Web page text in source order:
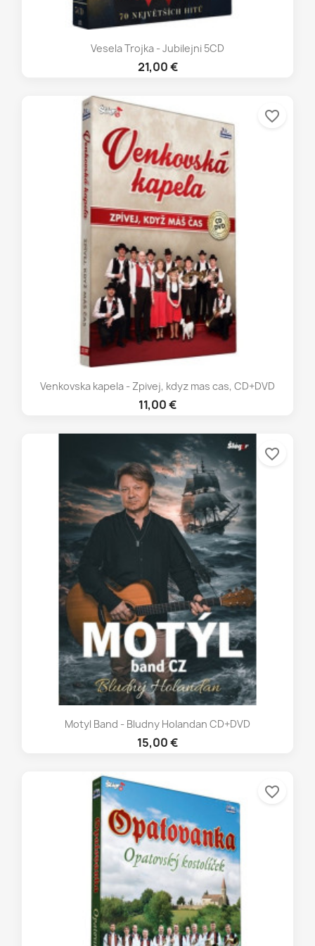
Vesela Trojka - Jubilejni 5CD
21,00 €
Venkovska kapela - Zpivej, kdyz mas cas, CD+DVD
11,00 €
favorite_border
Motyl Band - Bludny Holandan CD+DVD
15,00 €
favorite_border
favorite_border